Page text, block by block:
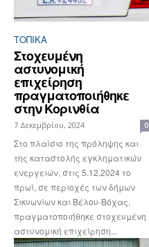
ΤΟΠΙΚΑ
Στοχευμένη
αστυνομική
επιχείρηση
πραγματοποιήθηκε
στην Κορινθία
7 Δεκεμβρίου, 2024 0
Στο πλαίσιο της πρόληψης και
της καταστολής εγκληματικών
ενεργειών, στις 5.12.2024 το
πρωί, σε περιοχές των δήμων
Σικυωνίων και Βέλου-Βόχας,
πραγματοποιήθηκε στοχευμένη
αστυνομική επιχείρηση...